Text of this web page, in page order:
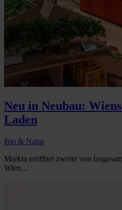
Neu in Neubau:
Laden
Bio & Natur
Markta eröffnet zweite von
Wien...